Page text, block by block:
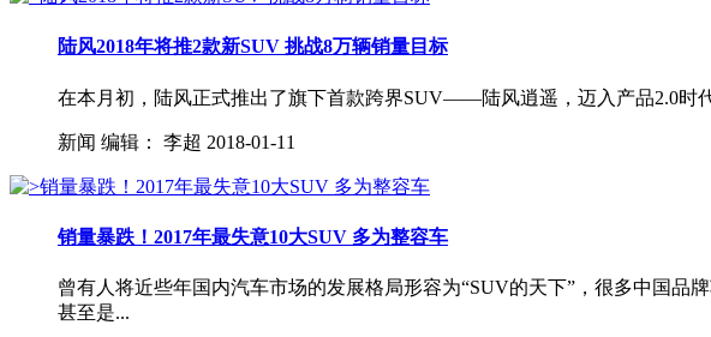
陆风2018年将推2款新SUV 挑战8万辆销量目标
在本月初，陆风正式推出了旗下首款跨界SUV——陆风逍遥，迈入产品2.0时
新闻 编辑： 李超 2018-01-11
销量暴跌！2017年最失意10大SUV 多为整容车
曾有人将近些年国内汽车市场的发展格局形容为“SUV的天下”，很多中国
甚至是...